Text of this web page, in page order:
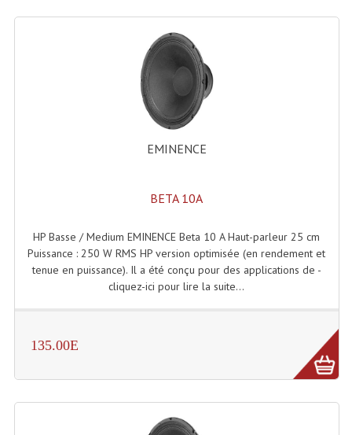
EMINENCE
BETA 10A
HP Basse / Medium EMINENCE Beta 10 A Haut-parleur 25 cm
Puissance : 250 W RMS HP version optimisée (en rendement et
tenue en puissance). Il a été conçu pour des applications de -
cliquez-ici pour lire la suite...
135.00E